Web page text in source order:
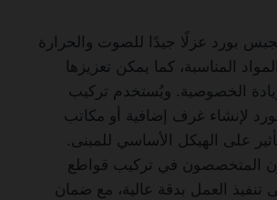
بورد عزلًا جيدًا للصوت والحرارة
المناسبة، كما يمكن تعزيزها
الخصوصية. ويُستخدم تركيب
لإنشاء غرف إضافية أو مكاتب
على الهيكل الأساسي للمبنى.
المتخصصون في تركيب قواطع
العمل بدقة عالية، مع ضمان